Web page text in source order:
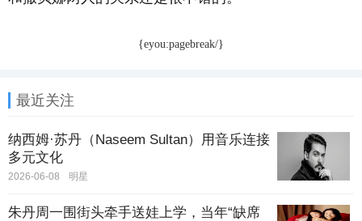
{eyou:pagebreak/}
最近关注
纳西姆·苏丹（Naseem Sultan）用音乐连接
多元文化
2026-06-08 明星
朱丹周一围街头牵手送娃上学，当年“缺席